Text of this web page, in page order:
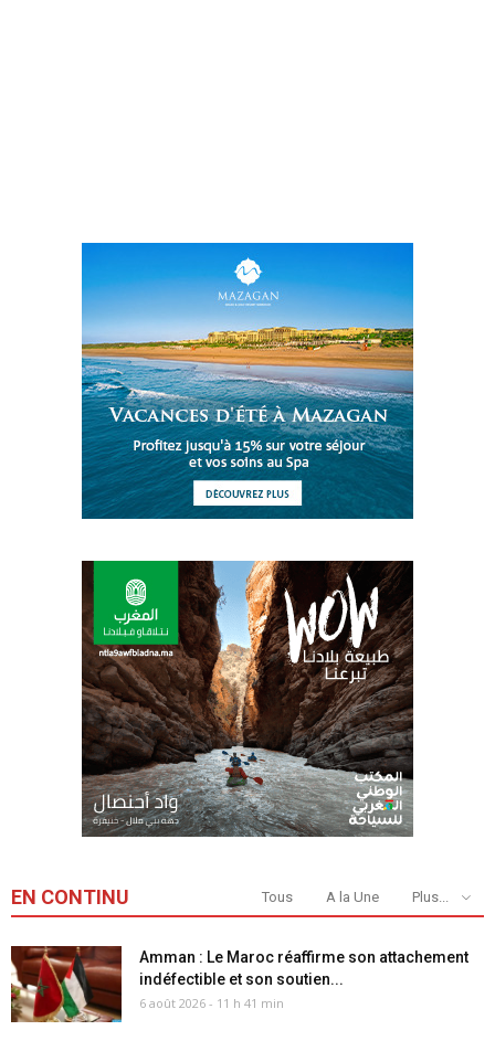
EN CONTINU Tous A la Une Plus...
Amman : Le Maroc réaffirme son attachement
indéfectible et son soutien...
6 août 2026 - 11 h 41 min